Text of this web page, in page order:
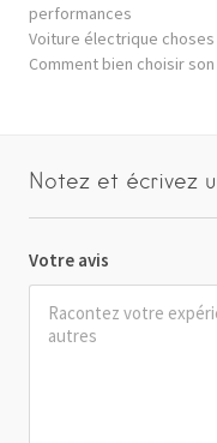
performances
Voiture électrique
Comment bien choisir
Notez et écrivez
Votre avis